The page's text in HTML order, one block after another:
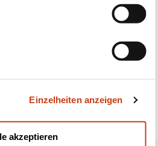
Einzelheiten anzeigen
akzeptieren
anmelden